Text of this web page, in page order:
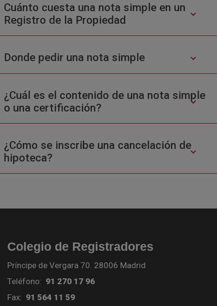
Cuánto cuesta una nota simple en un
Registro de la Propiedad
Donde pedir una nota simple
¿Cuál es el contenido de una nota simple
o una certificación?
¿Cómo se inscribe una cancelación de
hipoteca?
Colegio de Registradores
Príncipe de Vergara 70. 28006 Madrid
Teléfono: 91 270 17 96
Fax: 91 564 11 59